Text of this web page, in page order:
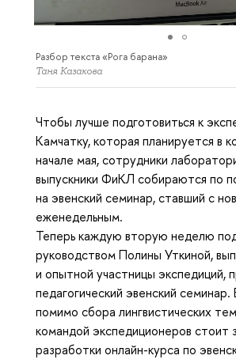
Разбор текста «Рога барана»
Таня Казакова
Чтобы лучше подготовиться к
Камчатку, которая планируется в
начале мая, сотрудники
выпускники ФиКЛ собираются по
на эвенский семинар, ставший с
еженедельным.
Теперь каждую вторую неделю
руководством Полины Уткиной,
и опытной участницы экспедиций,
педагогический эвенский
помимо сбора лингвистических
командой экспедиционеров стоит
разработки онлайн-курса по